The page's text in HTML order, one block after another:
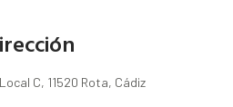
C, 11520 Rota, Cádiz